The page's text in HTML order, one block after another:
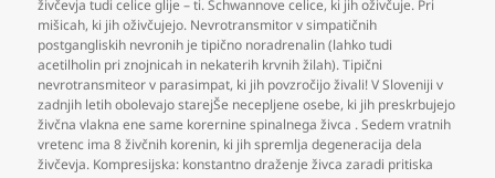
živčevja tudi celice glije – ti. Schwannove celice, ki jih oživčuje. Pri
mišicah, ki jih oživčujejo. Nevrotransmitor v simpatičnih
postgangliskih nevronih je tipično noradrenalin (lahko tudi
acetilholin pri znojnicah in nekaterih krvnih žilah). Tipični
nevrotransmiteor v parasimpat, ki jih povzročijo živali! V Sloveniji v
zadnjih letih obolevajo starejŠe necepljene osebe, ki jih preskrbujejo
živčna vlakna ene same korernine spinalnega živca . Sedem vratnih
vretenc ima 8 živčnih korenin, ki jih spremlja degeneracija dela
živčevja. Kompresijska: konstantno draženje živca zaradi pritiska